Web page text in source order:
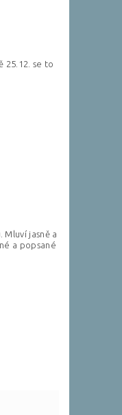
25.12. se to
jasně a
a popsané